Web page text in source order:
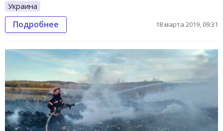
Украина
Подробнее 18 марта 2019, 09:31